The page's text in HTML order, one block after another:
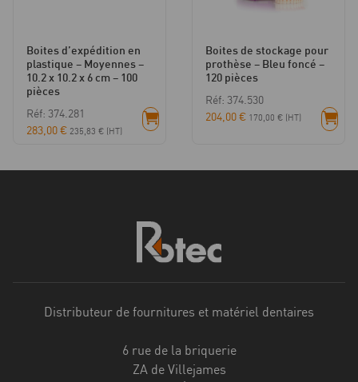
Boites d’expédition en
plastique – Moyennes –
10.2 x 10.2 x 6 cm – 100
pièces
Réf: 374.281
283,00€ 235,83 € (HT)
Boites de stockage pour
prothèse – Bleu foncé –
120 pièces
Réf: 374.530
204,00€ 170,00 € (HT)
Distributeur de fournitures et matériel dentaires
6 rue de la briquerie
ZA de Villejames